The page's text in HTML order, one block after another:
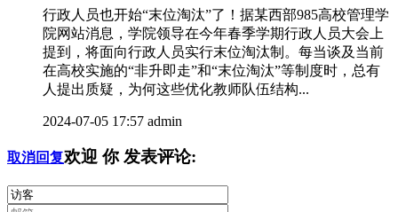
行政人员也开始“末位淘汰”了！据某西部985高校管理学
院网站消息，学院领导在今年春季学期行政人员大会上
提到，将面向行政人员实行末位淘汰制。每当谈及当前
在高校实施的“非升即走”和“末位淘汰”等制度时，总有
人提出质疑，为何这些优化教师队伍结构...
2024-07-05 17:57 admin
取消回复欢迎 你发表评论: